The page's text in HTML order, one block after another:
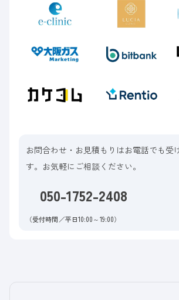
お問合わせ・お見積もりはお電話でも受
す。お気軽にご相談ください。
050-1752-2408
（受付時間／平日10:00～19:00）